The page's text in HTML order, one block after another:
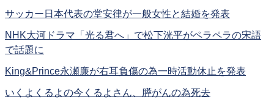
サッカー日本代表の堂安律が一般女性と結婚を発表
NHK大河ドラマ「光る君へ」で松下洸平がペラペラの宋語
で話題に
King&Prince永瀬廉が右耳負傷の為一時活動休止を発表
いくよくるよの今くるよさん、膵がんの為死去